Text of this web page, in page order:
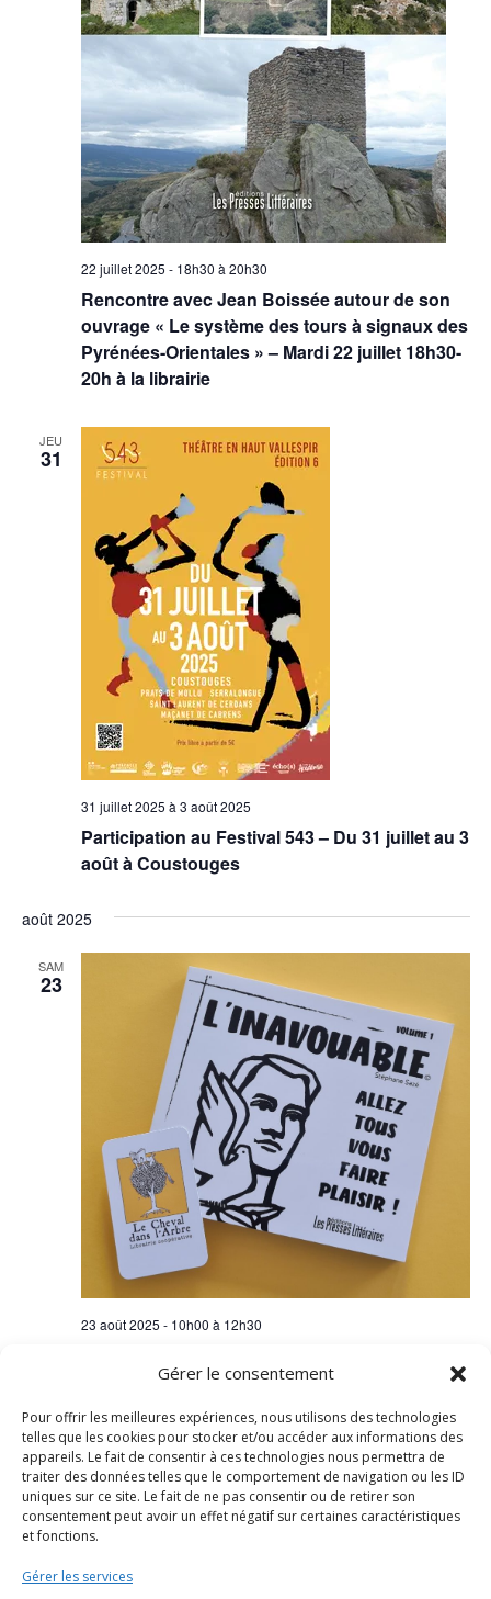
Gérer le consentement
Pour offrir les meilleures expériences, nous utilisons des technologies
telles que les cookies pour stocker et/ou accéder aux informations des
appareils. Le fait de consentir à ces technologies nous permettra de
traiter des données telles que le comportement de navigation ou les ID
uniques sur ce site. Le fait de ne pas consentir ou de retirer son
consentement peut avoir un effet négatif sur certaines caractéristiques
et fonctions.
Gérer les services
Rencontre avec Jean Boissée autour de son
ouvrage « Le système des tours à signaux des
Pyrénées-Orientales » – Mardi 22 juillet 18h30-
20h à la librairie
22 juillet 2025 - 18h30 à 20h30
JEU
31
Participation au Festival 543 – Du 31 juillet au 3
août à Coustouges
31 juillet 2025 à 3 août 2025
août 2025
SAM
23
vous faire plaisir ! » – Samedi 23 août 10h-12h
à la librairie
23 août 2025 - 10h00 à 12h30
Évènements
précédents Aujourd’hui Évènements
suivants